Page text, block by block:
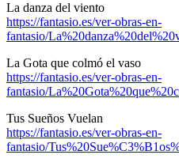
La danza del viento
https://fantasio.es/ver-obras-en-
fantasio/
La Gota que colmó el vaso
https://fantasio.es/ver-obras-en-
fantasio/
Tus Sueños Vuelan
https://fantasio.es/ver-obras-en-
fantasio/